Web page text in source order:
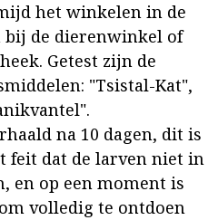
het winkelen in de
bij de dierenwinkel of
Getest zijn de
"Tsistal-Kat",
na 10 dagen, dit is
feit dat de larven niet in
en op een moment is
volledig te ontdoen